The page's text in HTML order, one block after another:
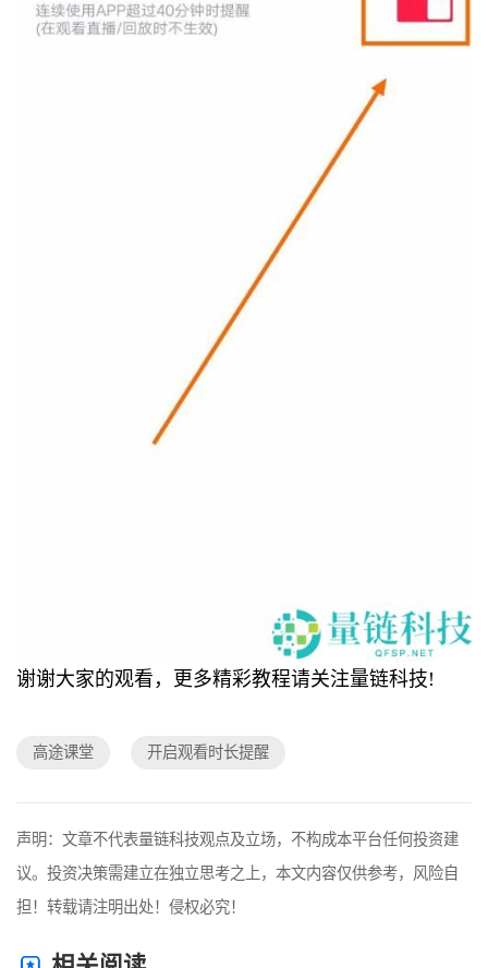
谢谢大家的观看，更多精彩教程请关注量链科技!
高途课堂 开启观看时长提醒
声明：文章不代表量链科技观点及立场，不构成本平台任何投资建
议。投资决策需建立在独立思考之上，本文内容仅供参考，风险自
担！转载请注明出处！侵权必究！